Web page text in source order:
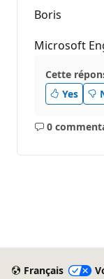
Boris
Microsoft
Cette
Yes
0
Français